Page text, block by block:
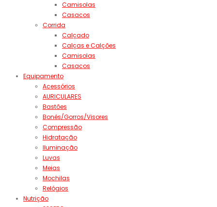
Camisolas
Casacos
Corrida
Calçado
Calças e Calções
Camisolas
Casacos
Equipamento
Acessórios
AURICULARES
Bastões
Bonés/Gorros/Visores
Compressão
Hidratação
Iluminação
Luvas
Meias
Mochilas
Relógios
Nutrição